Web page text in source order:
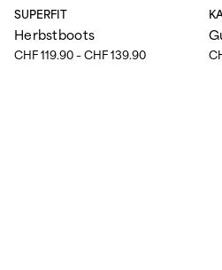
SUPERFIT
Herbstboots
CHF 119.90 – CHF 139.90Preisspanne: